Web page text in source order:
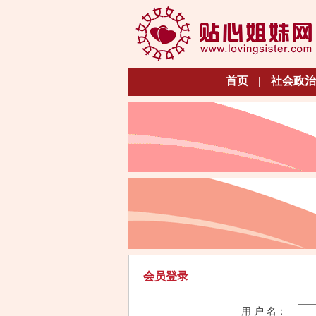
首页 | 社会政治
会员登录
用 户 名：